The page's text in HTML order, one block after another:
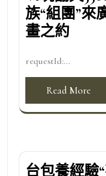
族“組團”來
畫之約
requestId:...
Read More
台包養經驗